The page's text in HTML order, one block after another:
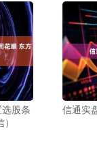
股条
信通实